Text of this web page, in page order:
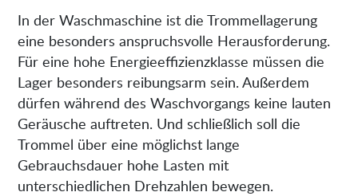
In der Waschmaschine ist die Trommellagerung
eine besonders anspruchsvolle Herausforderung.
Für eine hohe Energieeffizienzklasse müssen die
Lager besonders reibungsarm sein. Außerdem
dürfen während des Waschvorgangs keine lauten
Geräusche auftreten. Und schließlich soll die
Trommel über eine möglichst lange
Gebrauchsdauer hohe Lasten mit
unterschiedlichen Drehzahlen bewegen.